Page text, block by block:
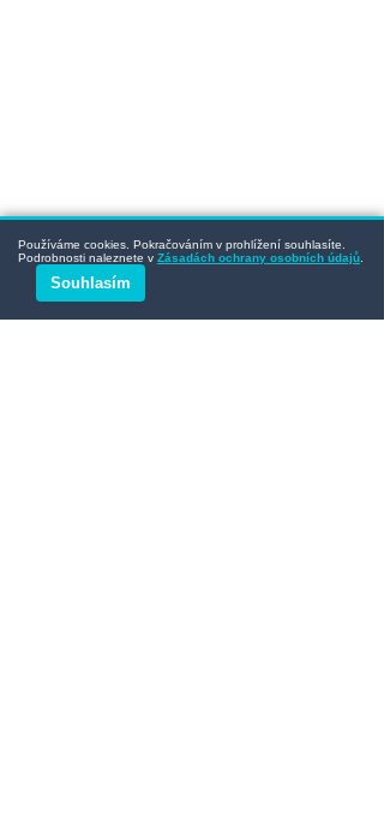
Používáme cookies. Pokračováním v prohlížení souhlasíte.
Podrobnosti naleznete v Zásadách ochrany osobních údajů
Souhlasím